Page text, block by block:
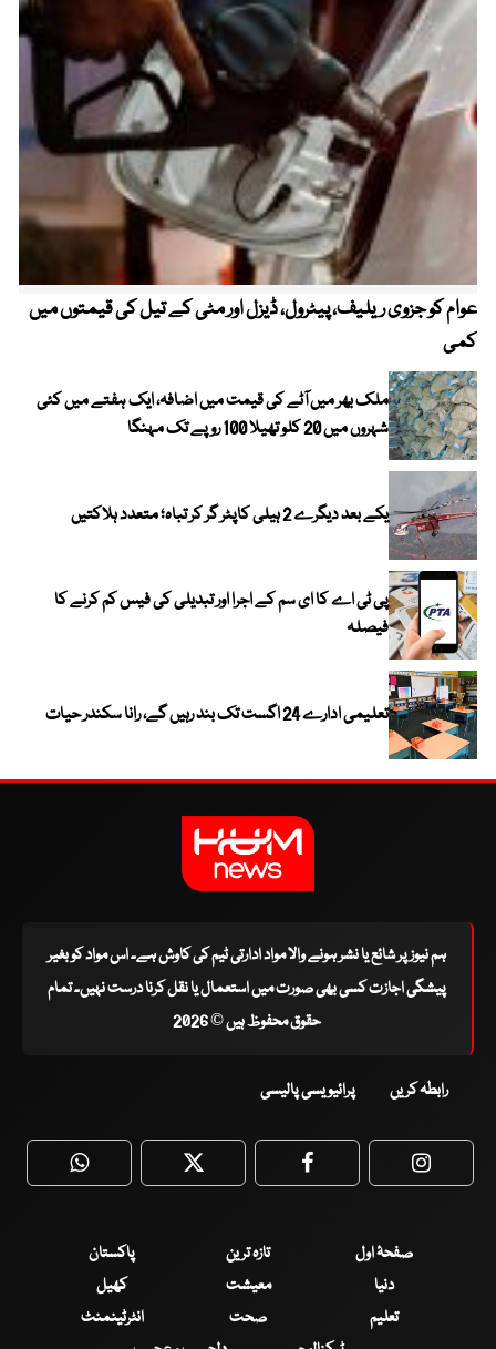
عوام کو جزوی ریلیف، پیٹرول، ڈیزل اور مٹی کے تیل کی قیمتوں میں
کمی
ملک بھر میں آٹے کی قیمت میں اضافہ، ایک ہفتے میں کئی
شہروں میں 20 کلو تھیلا 100 روپے تک مہنگا
یکے بعد دیگرے 2 ہیلی کاپٹر گر کر تباہ؛ متعدد ہلاکتیں
پی ٹی اے کا ای سم کے اجرا اور تبدیلی کی فیس کم کرنے کا
فیصلہ
تعلیمی ادارے 24 اگست تک بند رہیں گے، رانا سکندر حیات
ہم نیوز پر شائع یا نشر ہونے والا مواد ادارتی ٹیم کی کاوش ہے۔ اس مواد کو بغیر
پیشگی اجازت کسی بھی صورت میں استعمال یا نقل کرنا درست نہیں۔ تمام
حقوق محفوظ ہیں © 2026
رابطہ کریں پرائیویسی پالیسی
WhatsApp Twitter Facebook
صفحۂ اول تازہ ترین
پاکستان
دنیا
معیشت
کھیل
تعلیم
صحت
انٹرٹینمنٹ